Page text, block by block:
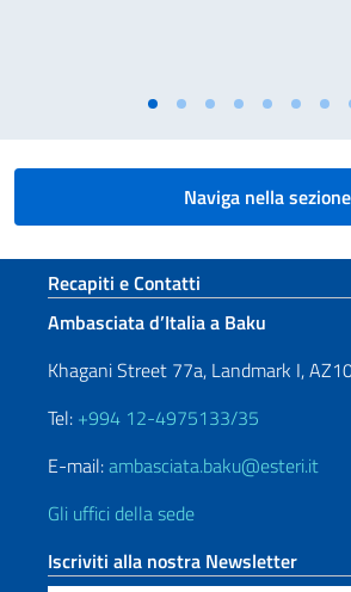
Naviga nella sezione
Sezione footer
Recapiti e Contatti
Ambasciata d’Italia a Baku
Khagani Street 77a, Landmark I,
Tel: +994 12-4975133/35
E-mail:ambasciata.baku@esteri.it
Gli uffici della sede
Iscriviti alla nostra Newsletter